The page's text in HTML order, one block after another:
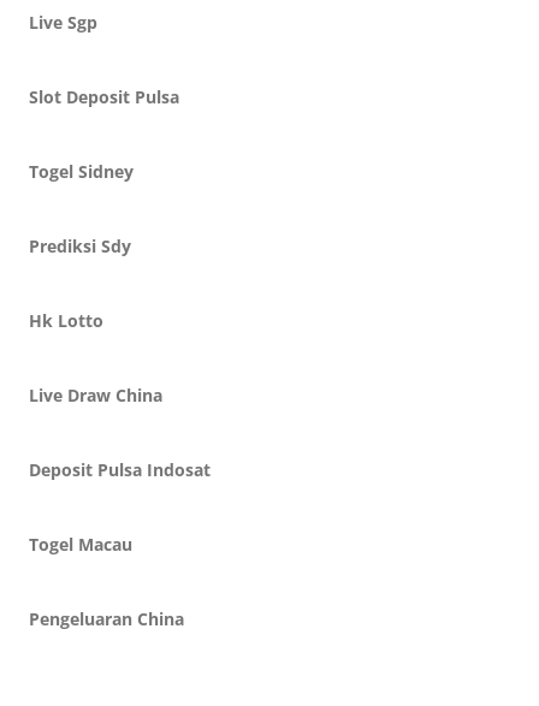
Live Sgp
Slot Deposit Pulsa
Togel Sidney
Prediksi Sdy
Hk Lotto
Live Draw China
Deposit Pulsa Indosat
Togel Macau
Pengeluaran China